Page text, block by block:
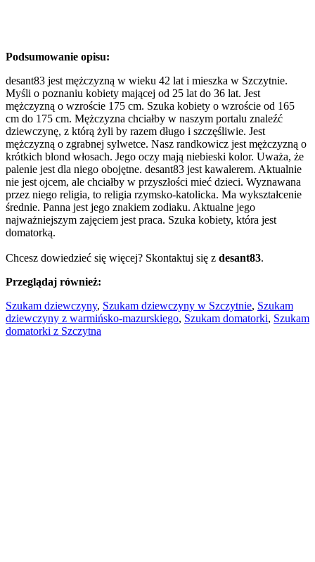
Podsumowanie opisu:
desant83 jest mężczyzną w wieku 42 lat i mieszka w Szczytnie.
Myśli o poznaniu kobiety mającej od 25 lat do 36 lat. Jest
mężczyzną o wzroście 175 cm. Szuka kobiety o wzroście od 165
cm do 175 cm. Mężczyzna chciałby w naszym portalu znaleźć
dziewczynę, z którą żyli by razem długo i szczęśliwie. Jest
mężczyzną o zgrabnej sylwetce. Nasz randkowicz jest mężczyzną o
krótkich blond włosach. Jego oczy mają niebieski kolor. Uważa, że
palenie jest dla niego obojętne. desant83 jest kawalerem. Aktualnie
nie jest ojcem, ale chciałby w przyszłości mieć dzieci. Wyznawana
przez niego religia, to religia rzymsko-katolicka. Ma wykształcenie
średnie. Panna jest jego znakiem zodiaku. Aktualne jego
najważniejszym zajęciem jest praca. Szuka kobiety, która jest
domatorką.
Chcesz dowiedzieć się więcej? Skontaktuj się z desant83.
Przeglądaj również:
Szukam dziewczyny, Szukam dziewczyny w Szczytnie, Szukam
dziewczyny z warmińsko-mazurskiego, Szukam domatorki, Szukam
domatorki z Szczytna